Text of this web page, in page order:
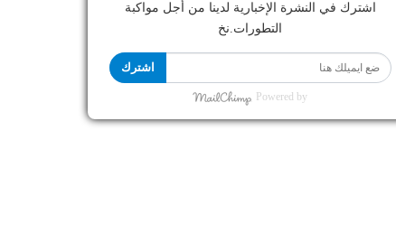
اشترك في النشرة الإخبارية لدينا من أجل مواكبة
التطورات.نخ
اشترك
Powered by